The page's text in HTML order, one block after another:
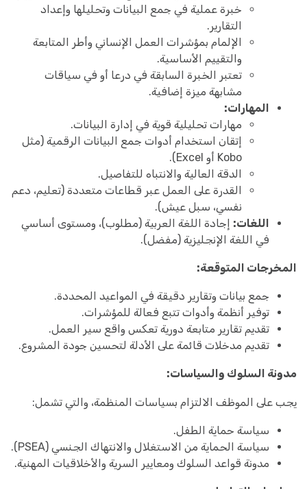
خبرة عملية في جمع البيانات وتحليلها وإعداد
التقارير.
الإلمام بمؤشرات العمل الإنساني وأطر المتابعة
والتقييم الأساسية.
تعتبر الخبرة السابقة في درعا أو في سياقات
مشابهة ميزة إضافية.
المهارات:
مهارات تحليلية قوية في إدارة البيانات.
إتقان استخدام أدوات جمع البيانات الرقمية (مثل
Kobo أو Excel).
الدقة العالية والانتباه للتفاصيل.
القدرة على العمل عبر قطاعات متعددة (تعليم، دعم
نفسي، سبل عيش).
اللغات: إجادة اللغة العربية (مطلوب)، ومستوى أساسي
في اللغة الإنجليزية (مفضل).
المخرجات المتوقعة:
جمع بيانات وتقارير دقيقة في المواعيد المحددة.
توفير أنظمة وأدوات تتبع فعالة للمؤشرات.
تقديم تقارير متابعة دورية تعكس واقع سير العمل.
تقديم مدخلات قائمة على الأدلة لتحسين جودة المشروع.
مدونة السلوك والسياسات:
يجب على الموظف الالتزام بسياسات المنظمة، والتي تشمل:
سياسة حماية الطفل.
سياسة الحماية من الاستغلال والانتهاك الجنسي (PSEA).
مدونة قواعد السلوك ومعايير السرية والأخلاقيات المهنية.